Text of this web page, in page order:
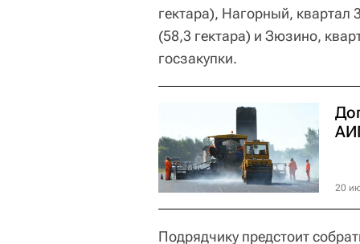
гектара), Нагорный, квартал
(58,3 гектара) и Зюзино,
госзакупки.
20
Подрядчику предстоит